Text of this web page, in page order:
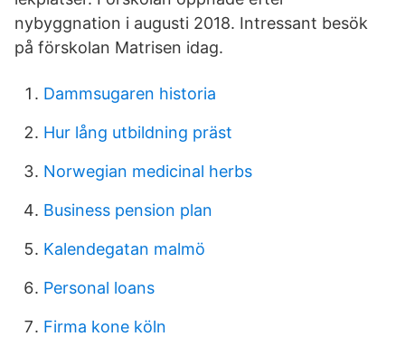
nybyggnation i augusti 2018. Intressant besök
på förskolan Matrisen idag.
Dammsugaren historia
Hur lång utbildning präst
Norwegian medicinal herbs
Business pension plan
Kalendegatan malmö
Personal loans
Firma kone köln